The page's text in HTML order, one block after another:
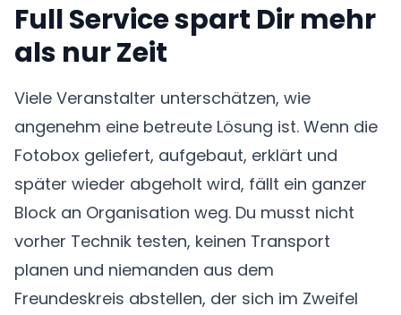
Full Service spart Dir mehr
als nur Zeit
Viele Veranstalter unterschätzen, wie
angenehm eine betreute Lösung ist. Wenn die
Fotobox geliefert, aufgebaut, erklärt und
später wieder abgeholt wird, fällt ein ganzer
Block an Organisation weg. Du musst nicht
vorher Technik testen, keinen Transport
planen und niemanden aus dem
Freundeskreis abstellen, der sich im Zweifel